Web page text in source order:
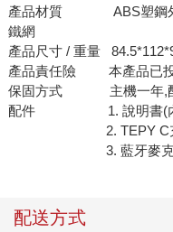
產品材質 ABS塑鋼外
鐵網
產品尺寸 / 重量
產品責任險 本產品已投
保固方式 主機一年,配
配件 1. 說明書(內
2. TEPY C充
3. 藍牙麥克
配送方式